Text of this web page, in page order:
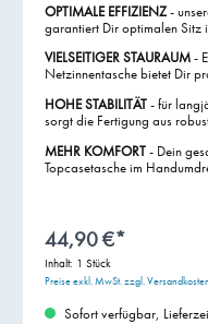
OPTIMALE EFFIZIENZ-
garantiert Dir optimalen Sitz
VIELSEITIGER STAURAUM-
Netzinnentasche bietet Dir
HOHE STABILITÄT- für
sorgt die Fertigung aus
MEHR KOMFORT- Dein
Topcasetasche im
44,90 €*
Inhalt: 1 Stück
Preise exkl. MwSt. zzgl. Versandkosten
Sofort verfügbar,